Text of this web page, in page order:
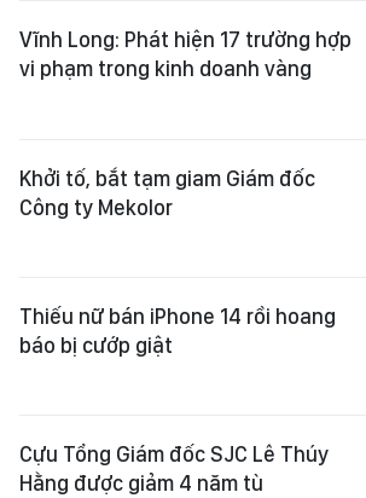
Vĩnh Long: Phát hiện 17 trường hợp
vi phạm trong kinh doanh vàng
Khởi tố, bắt tạm giam Giám đốc
Công ty Mekolor
Thiếu nữ bán iPhone 14 rồi hoang
báo bị cướp giật
Cựu Tổng Giám đốc SJC Lê Thúy
Hằng được giảm 4 năm tù